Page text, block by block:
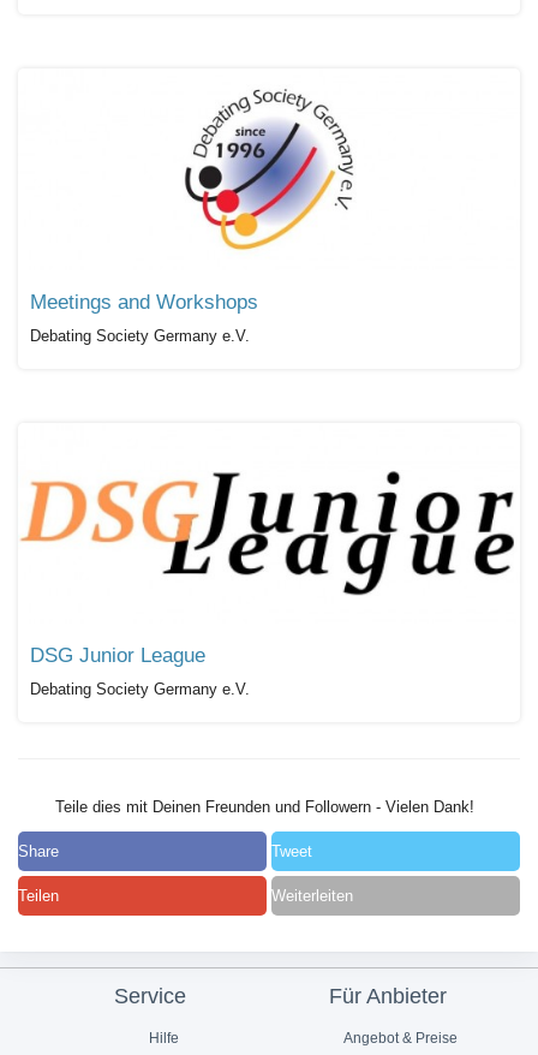
Meetings and Workshops
Debating Society Germany e.V.
DSG Junior League
Debating Society Germany e.V.
Teile dies mit Deinen Freunden und Followern - Vielen Dank!
Share Tweet
Teilen Weiterleiten
Service
Hilfe
Für Anbieter
Angebot & Preise